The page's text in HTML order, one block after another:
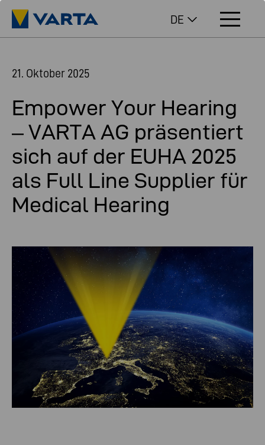
DE
21. Oktober 2025
Empower Your Hearing
– VARTA AG präsentiert
sich auf der EUHA 2025
als Full Line Supplier für
Medical Hearing